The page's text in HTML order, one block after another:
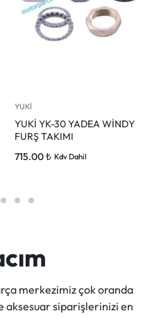
YUKİ
YUKİ YK-30 YADEA WİNDY
FURŞ TAKIMI
715.00₺ Kdv Dahil
merkezimiz çok oranda
aksesuar siparişlerinizi en